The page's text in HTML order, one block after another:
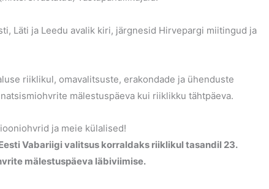
Läti ja Leedu avalik kiri, järgnesid Hirvepargi miitingud ja
riiklikul, omavalitsuste, erakondade ja ühenduste
mälestuspäeva kui riiklikku tähtpäeva.
ja meie külalised!
Vabariigi valitsus korraldaks riiklikul tasandil 23.
mälestuspäeva läbiviimise.